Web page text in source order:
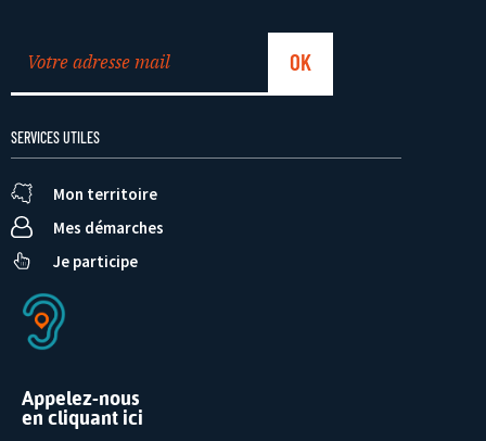
SERVICES UTILES
Mon territoire
Mes démarches
Je participe
Appelez-nous
en cliquant ici